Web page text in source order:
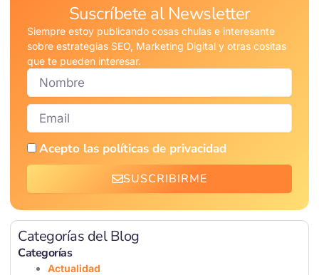
Suscríbete al Newsletter
Siempre estoy publicando cosas chulas e interesante
sobre estrategias SEO, Marketing Digital y otras cositas
que te pueden interesar.
Acepto las políticas de privacidad
SUSCRIBIRME
Categorías del Blog
Categorías
Actualidad